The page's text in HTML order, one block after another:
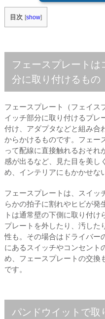
目次 [show]
フェースプレートは
分に取り付けるもの
フェースプレート（フェイス
イッチ部分に取り付けるプレ
付け、アダプタなどと組み合
からかけるものです。フェー
って配線に直接触れるおそれ
感が出るなど、見た目を美し
め、インテリアにもかかせな
フェースプレートは、スイッ
らかの拍子に割れやヒビが発
トは通常壁の下側に取り付け
プレートを外したり、汚した
性も。その場合はドライバー
にあるスイッチやコンセント
め、フェースプレートの交換
です。
パンドウイットで取